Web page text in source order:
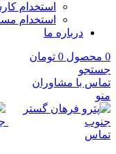
استخدام
استخدام
درباره ما
0 محصول 0 تومان
جستجو
تماس با مشاوران
منو
تماس